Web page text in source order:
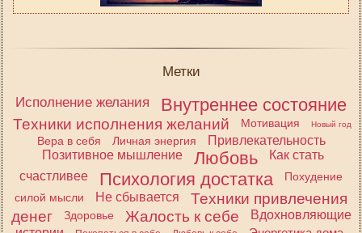
Метки
Исполнение желания
Внутреннее состояние
Техники исполнения желаний Мотивация Новый год
Вера в себя Личная энергия
Привлекательность
Позитивное мышление
Любовь
Как стать
счастливее
Психология достатка
Похудение
силой мысли
Не сбывается
Техники привлечения
денег
Здоровье Жалость к себе
Вдохновляющие